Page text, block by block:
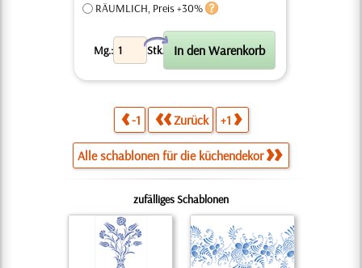
RÄUMLICH, Preis +30%
Mg.: Stk.
X
-1 Zurück +1
Alle schablonen für die küchendekor
zufälliges Schablonen